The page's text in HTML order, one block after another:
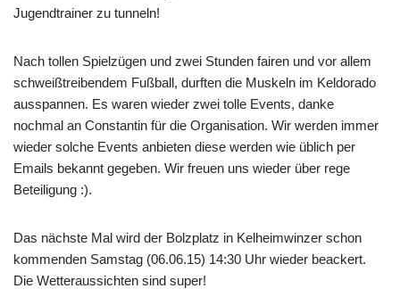
Jugendtrainer zu tunneln!
Nach tollen Spielzügen und zwei Stunden fairen und vor allem
schweißtreibendem Fußball, durften die Muskeln im Keldorado
ausspannen. Es waren wieder zwei tolle Events, danke
nochmal an Constantin für die Organisation. Wir werden immer
wieder solche Events anbieten diese werden wie üblich per
Emails bekannt gegeben. Wir freuen uns wieder über rege
Beteiligung :).
Das nächste Mal wird der Bolzplatz in Kelheimwinzer schon
kommenden Samstag (06.06.15) 14:30 Uhr wieder beackert.
Die Wetteraussichten sind super!